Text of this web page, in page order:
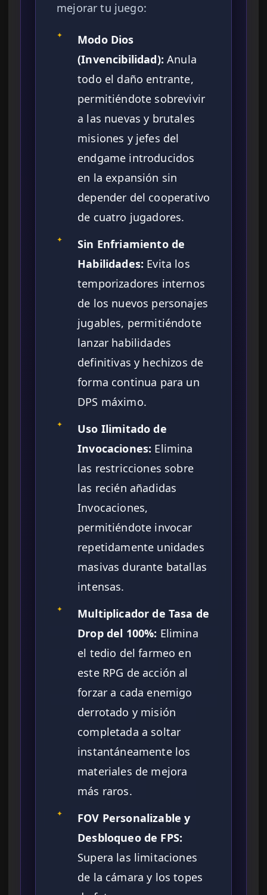
mejorar tu juego:
✦
Modo Dios
(Invencibilidad): Anula
todo el daño entrante,
permitiéndote sobrevivir
a las nuevas y brutales
misiones y jefes del
endgame introducidos
en la expansión sin
depender del cooperativo
de cuatro jugadores.
✦
Sin Enfriamiento de
Habilidades: Evita los
temporizadores internos
de los nuevos personajes
jugables, permitiéndote
lanzar habilidades
definitivas y hechizos de
forma continua para un
DPS máximo.
✦
Uso Ilimitado de
Invocaciones: Elimina
las restricciones sobre
las recién añadidas
Invocaciones,
permitiéndote invocar
repetidamente unidades
masivas durante batallas
intensas.
✦
Multiplicador de Tasa de
Drop del 100%: Elimina
el tedio del farmeo en
este RPG de acción al
forzar a cada enemigo
derrotado y misión
completada a soltar
instantáneamente los
materiales de mejora
más raros.
✦
FOV Personalizable y
Desbloqueo de FPS:
Supera las limitaciones
de la cámara y los topes